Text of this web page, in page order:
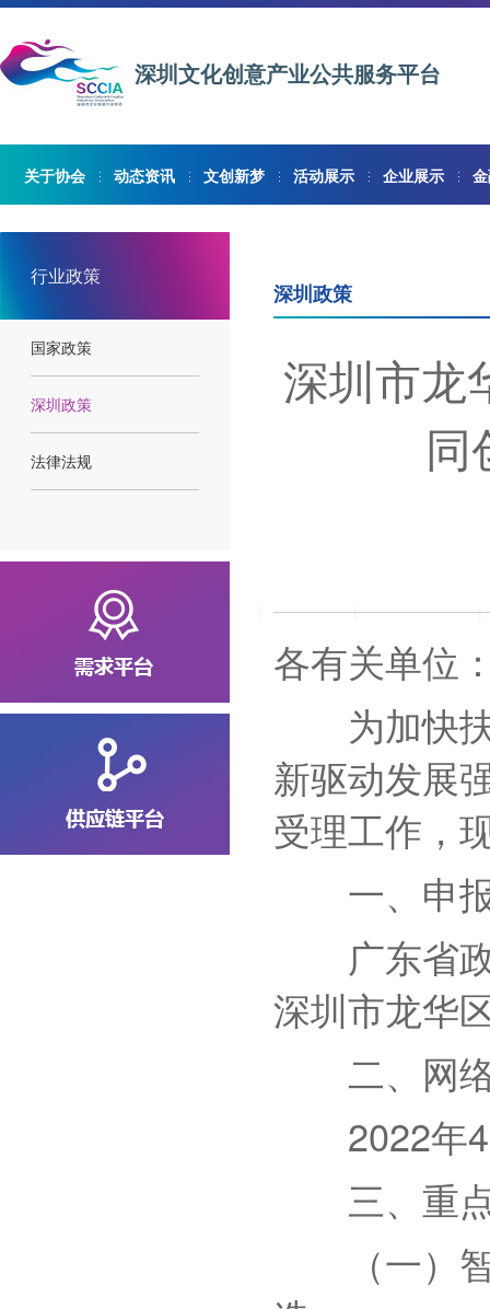
深圳文化创意产业公共服务平台
关于协会 动态资讯 文创新梦 活动展示 企业展示
行业政策
国家政策
深圳政策
法律法规
深圳政策
深圳市龙
同
各有关单位
为加快扶
新驱动发展
受理工作，
一、申
广东省政
深圳市龙华
二、网络
2022年4
三、重点
（一）智